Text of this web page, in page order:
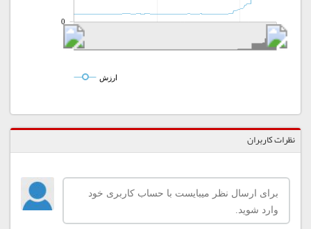
0
ارزش
نظرات کاربران